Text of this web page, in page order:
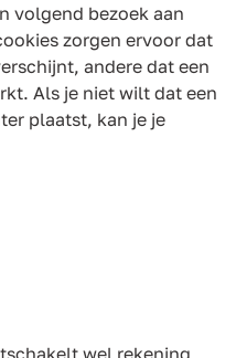
volgend bezoek aan
zorgen ervoor dat
andere dat een
Als je niet wilt dat een
plaatst, kan je je
wel rekening